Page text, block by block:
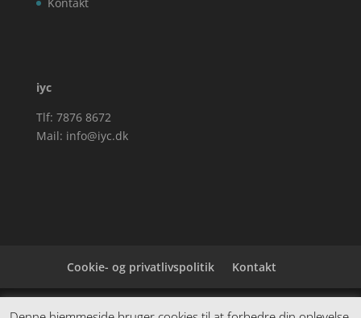
iyc
Tlf: 7876 8672
Mail: info@iyc.dk
Cookie- og privatlivspolitik Kontakt
Denne hjemmeside samler et bredt udvalg af